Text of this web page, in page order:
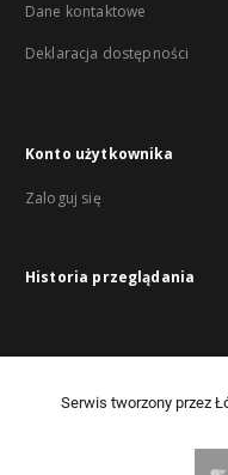
Dane kontaktowe
Deklaracja dostępności
Konto użytkownika
Zaloguj się
Historia przeglądania
Serwis tworzony przez